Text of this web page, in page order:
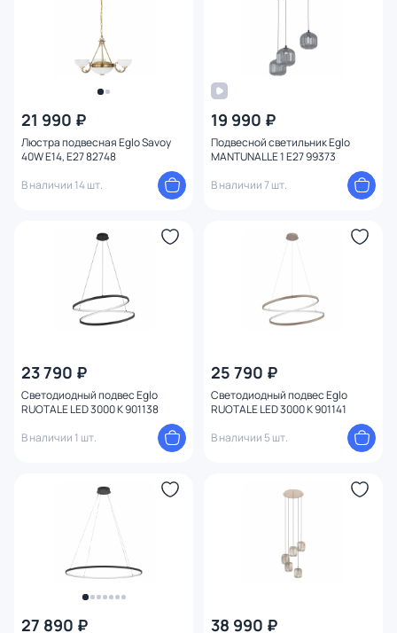
21 990 ₽
Люстра подвесная Eglo Savoy
40W E14, E27 82748
В наличии 14 шт.
19 990 ₽
Подвесной светильник Eglo
MANTUNALLE 1 E27 99373
В наличии 7 шт.
23 790 ₽
Светодиодный подвес Eglo
RUOTALE LED 3000 K 901138
В наличии 1 шт.
25 790 ₽
Светодиодный подвес Eglo
RUOTALE LED 3000 K 901141
В наличии 5 шт.
27 890 ₽ 38 990 ₽
Страна
Материал арматуры
Цвет арматуры
Размер
Количество ламп